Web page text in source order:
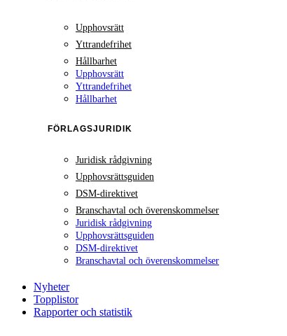
Upphovsrätt
Yttrandefrihet
Hållbarhet
Upphovsrätt
Yttrandefrihet
Hållbarhet
FÖRLAGSJURIDIK
Juridisk rådgivning
Upphovsrättsguiden
DSM-direktivet
Branschavtal och överenskommelser
Juridisk rådgivning
Upphovsrättsguiden
DSM-direktivet
Branschavtal och överenskommelser
Nyheter
Topplistor
Rapporter och statistik